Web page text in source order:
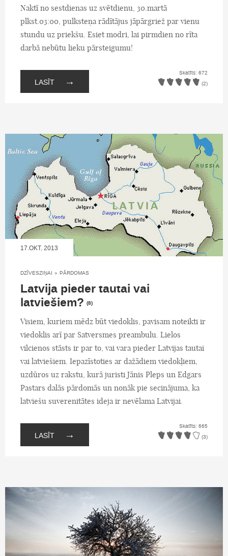
Naktī no sestdienas uz svētdienu, 30.martā
plkst.03:00, pulksteņa rādītājus jāpārgriež par vienu
stundu uz priekšu. Esiet modri, lai pirmdien no rīta
darbā nebūtu lieku pārsteigumu!
LASĪT →
Skatīts: 672
(2)
17.OKT, 2013
DZĪVESZIŅAI » PĀRDOMAS
Latvija pieder tautai vai
latviešiem? (8)
Visiem, kuriem mēdz būt viedoklis, pavisam noteikti ir
viedoklis arī par Satversmes preambulu. Lielos
vilcienos stāsts ir par to, vai vara pieder Latvijas tautai
vai latviešiem. Iepazīstoties ar dažādiem viedokļiem,
uzdūros uz rakstu, kurā juristi Jānis Pleps un Edgars
Pastars dalās pārdomās un nonāk pie secinājuma, ka
latviešu suverenitātes ideja ir nevēlama Latvijai.
LASĪT →
Skatīts: 665
(3)